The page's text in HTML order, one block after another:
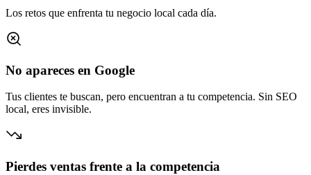
Los retos que enfrenta tu negocio local cada día.
No apareces en Google
Tus clientes te buscan, pero encuentran a tu competencia. Sin SEO
local, eres invisible.
Pierdes ventas frente a la competencia